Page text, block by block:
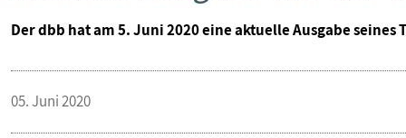
INTERNATIONALES
Der dbb hat am 5. Juni 2020 eine aktuelle Ausgabe
05. Juni 2020